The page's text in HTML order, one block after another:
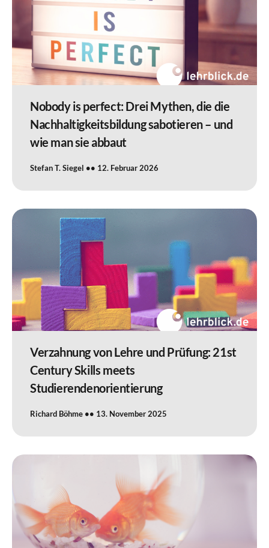
Nobody is perfect: Drei Mythen, die die
Nachhaltigkeitsbildung sabotieren – und
wie man sie abbaut
Stefan T. Siegel 12. Februar 2026
Verzahnung von Lehre und Prüfung: 21st
Century Skills meets
Studierendenorientierung
Richard Böhme 13. November 2025